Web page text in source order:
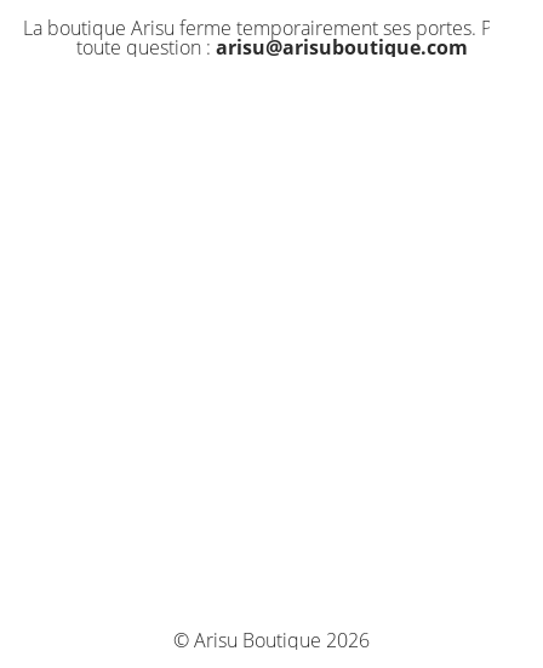
La boutique Arisu ferme temporairement ses portes. Pour
toute question : arisu@arisuboutique.com
© Arisu Boutique 2026